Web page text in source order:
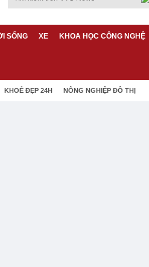
SỐNG XE KHOA HỌC CÔNG NGHỆ
KHOẺ ĐẸP 24H NÔNG NGHIỆP ĐÔ THỊ